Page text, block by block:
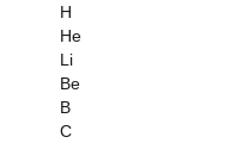
H
He
Li
Be
B
C